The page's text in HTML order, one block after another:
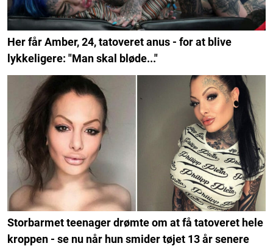
Her får Amber, 24, tatoveret anus - for at blive
lykkeligere: "Man skal bløde..."
Storbarmet teenager drømte om at få tatoveret hele
kroppen - se nu når hun smider tøjet 13 år senere